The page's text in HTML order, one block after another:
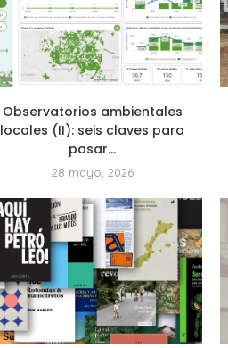
Observatorios ambientales
locales (II): seis claves para
pasar...
28 mayo, 2026